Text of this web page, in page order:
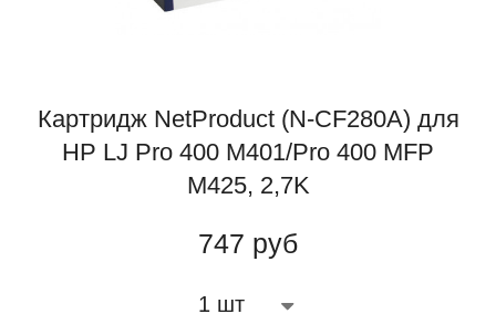
Картридж NetProduct (N-CF280A) для
HP LJ Pro 400 M401/Pro 400 MFP
M425, 2,7K
747 руб